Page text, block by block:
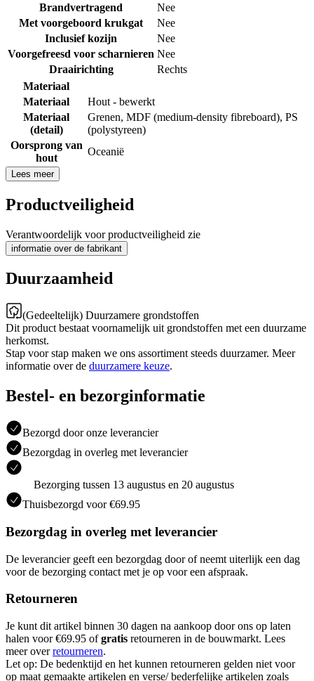
Brandvertragend
Nee
Met voorgeboord krukgat
Nee
Inclusief kozijn
Nee
Voorgefreesd voor scharnieren Nee
Draairichting
Rechts
Materiaal
Materiaal
Hout - bewerkt
Materiaal
(detail)
Grenen, MDF (medium-density fibreboard), PS
(polystyreen)
Oorsprong van
hout
Oceanië
Lees meer
Productveiligheid
Verantwoordelijk voor productveiligheid zie
informatie over de fabrikant
Duurzaamheid
(Gedeeltelijk) Duurzamere grondstoffen
Dit product bestaat voornamelijk uit grondstoffen met een duurzame
herkomst.
Stap voor stap maken we ons assortiment steeds duurzamer. Meer
informatie over de duurzamere keuze.
Bestel- en bezorginformatie
Bezorgd door onze leverancier
Bezorgdag in overleg met leverancier
Bezorging tussen 13 augustus en 20 augustus
Thuisbezorgd voor €69.95
Bezorgdag in overleg met leverancier
De leverancier geeft een bezorgdag door of neemt uiterlijk een dag
voor de bezorging contact met je op voor een afspraak.
Retourneren
Je kunt dit artikel binnen 30 dagen na aankoop door ons op laten
halen voor €69.95 ofgratis retourneren in de bouwmarkt. Lees
meer overretourneren.
Let op: De bedenktijd en het kunnen retourneren gelden niet voor
op maat gemaakte artikelen en verse/ bederfelijke artikelen zoals